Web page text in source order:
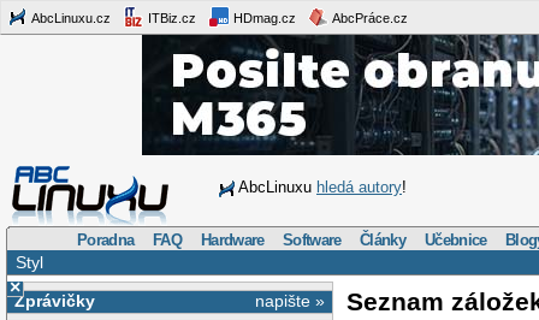
AbcLinuxu.cz ITBiz.cz HDmag.cz AbcPráce.cz
AbcLinuxu hledá autory!
Poradna FAQ Hardware Software Články Učebnice
Styl
×
napište »
Zprávičky
Seznam